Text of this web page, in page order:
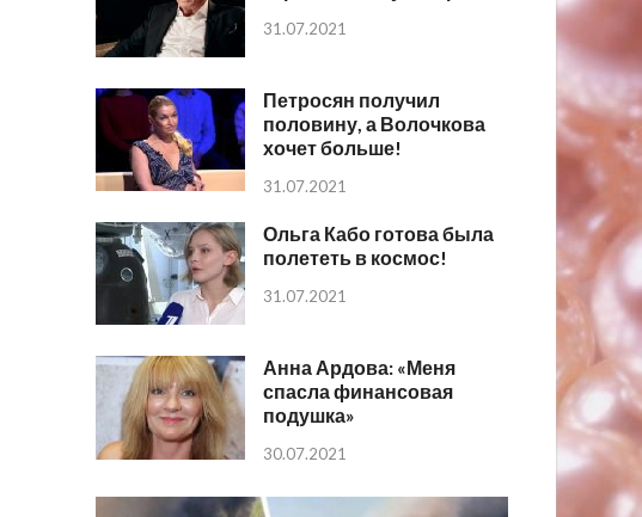
31.07.2021
Петросян получил
половину, а Волочкова
хочет больше!
31.07.2021
Ольга Кабо готова была
полететь в космос!
31.07.2021
Анна Ардова: «Меня
спасла финансовая
подушка»
30.07.2021